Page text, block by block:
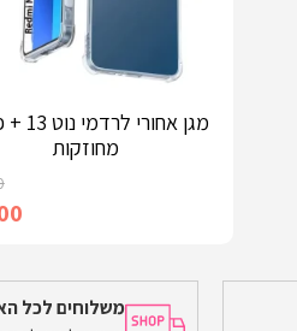
מגן
מחוזקות
משלוחים לכל